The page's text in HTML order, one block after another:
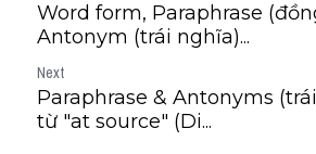
Word form, Paraphrase
Antonym (trái nghĩa)...
Next
Paraphrase & Antonyms
từ "at source" (Di...